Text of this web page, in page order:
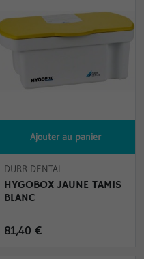
Ajouter au panier
DURR DENTAL
HYGOBOX JAUNE TAMIS
BLANC
81,40 €